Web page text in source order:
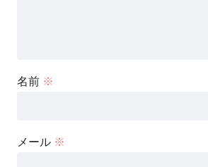
名前 ※
メール ※